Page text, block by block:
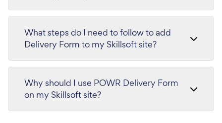
What steps do I need to follow to add
Delivery Form to my Skillsoft site?
Why should I use POWR Delivery Form
on my Skillsoft site?